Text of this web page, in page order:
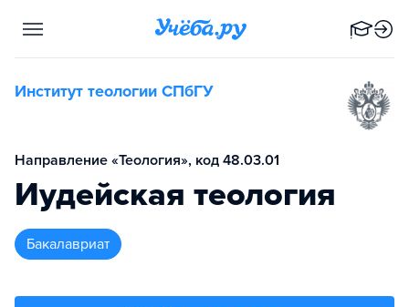
Институт теологии СПбГУ
Направление «Теология», код 48.03.01
Иудейская теология
бакалавриат